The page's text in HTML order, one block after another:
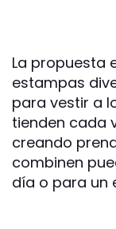
La propuesta
estampas
para vestir a
tienden cada
creando
combinen
día o para un